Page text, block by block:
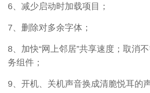
6、减少启动时加载项目；
7、删除对多余字体；
8、加快“网上邻居”共享速度；取消
务组件；
9、开机、关机声音换成清脆悦耳的